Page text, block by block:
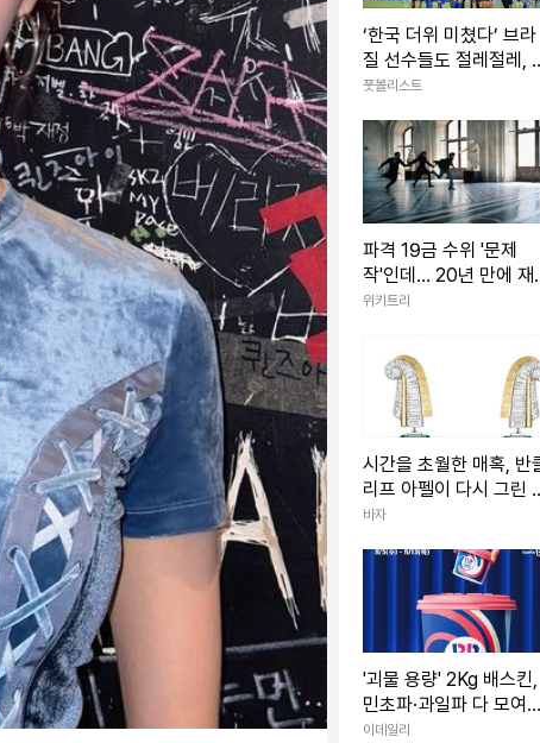
‘한국 더위 미쳤다’ 브라
질 선수들도 절레절레,
염 피해 최소화 위한 K리
풋볼리스트
파격 19금 수위 '문제
작'인데… 20년 만에 재
개봉 확정된 영화
위키트리
시간을 초월한 매혹, 반
리프 아펠이 다시 그린
집트
바자
'괴물 용량' 2Kg 배스킨,
민초파·과일파 다 모여
[이 집! 지금, 이 맛]
이데일리